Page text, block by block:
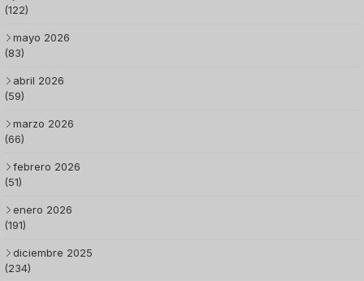
(122)
mayo 2026
(83)
abril 2026
(59)
marzo 2026
(66)
febrero 2026
(51)
enero 2026
(191)
diciembre 2025
(234)